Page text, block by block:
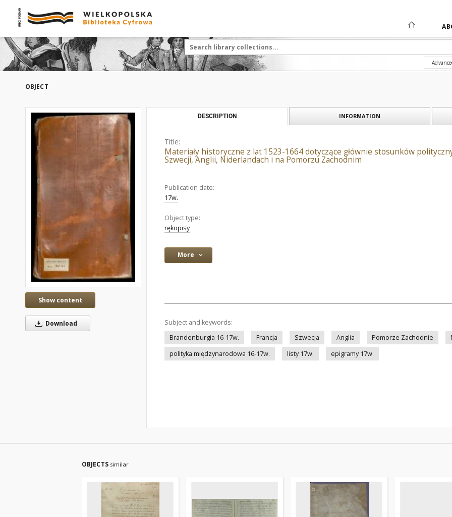
OBJECT
Show content
Download
DESCRIPTION INFORMATION
Title:
Materiały historyczne z lat 1523-1664 dotyczące głównie stosunków
Szwecji, Anglii, Niderlandach i na Pomorzu Zachodnim
Publication date:
17w.
Object type:
rękopisy
More
Subject and keywords:
Brandenburgia 16-17w.
Francja Szwecja Anglia Pomorze Zachodnie
polityka międzynarodowa 16-17w.
listy 17w. epigramy 17w.
OBJECTS similar